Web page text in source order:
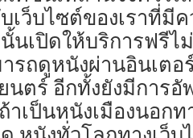
เว็บไซต์ของเราที่มี
นเปิดให้บริการฟรีไ
รถดูหนังผ่านอินเตอ
นตร์ อีกทั้งยังมีการ
เป็นหนังเมืองนอกท